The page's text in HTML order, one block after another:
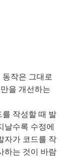
동작은 그대로
을 개선하는
작성할 때 발
날수록 수정에
자가 코드를 작
하는 것이 바람